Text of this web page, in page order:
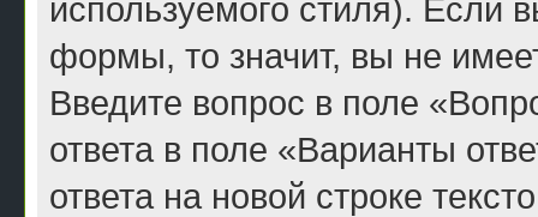
используемого стиля). Если
формы, то значит, вы не
Введите вопрос в поле
ответа в поле «Варианты
ответа на новой строке